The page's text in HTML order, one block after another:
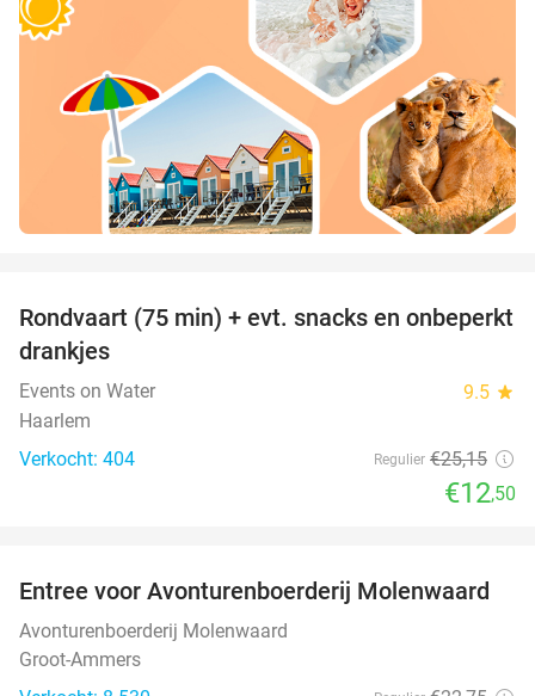
50%
Rondvaart (75 min) + evt. snacks en onbeperkt
drankjes
Events on Water 9.5 star
Haarlem
Verkocht: 404
Regulier €25,15
€12,50
27%
Entree voor Avonturenboerderij Molenwaard
Avonturenboerderij Molenwaard
Groot-Ammers